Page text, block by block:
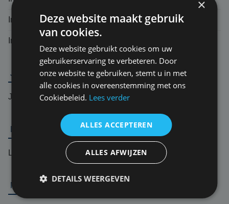
Intranet
Incident response team (IRT)
J
Jurisprudentie
M
×
Deze website maakt gebruik
van cookies.
Deze website gebruikt cookies om uw
gebruikerservaring te verbeteren. Door
onze website te gebruiken, stemt u in met
alle cookies in overeenstemming met ons
Cookiebeleid. Lees verder
ALLES ACCEPTEREN
ALLES AFWIJZEN
DETAILS WEERGEVEN